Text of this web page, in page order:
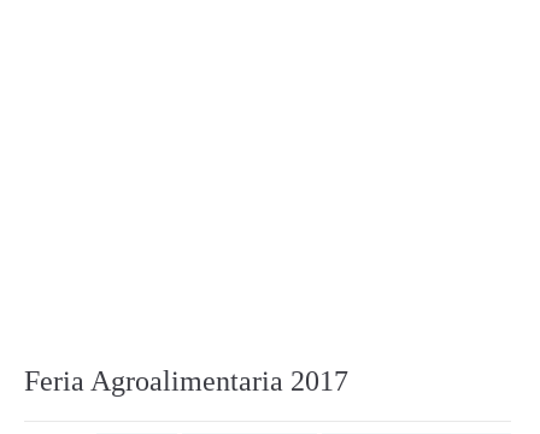
Feria Agroalimentaria 2017